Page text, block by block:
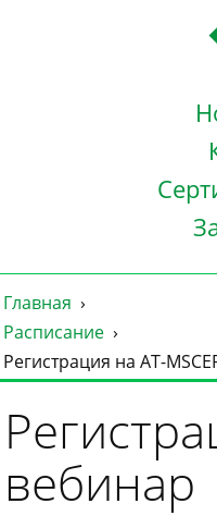
Главная
Расписание
Регистрация на AT-
вебинар